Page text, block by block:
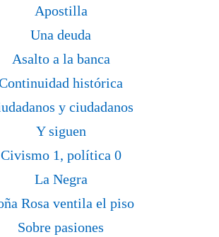
Apostilla
Una deuda
Asalto a la banca
histórica
y ciudadanos
Y siguen
Civismo 1, política 0
La Negra
Rosa ventila el piso
Sobre pasiones